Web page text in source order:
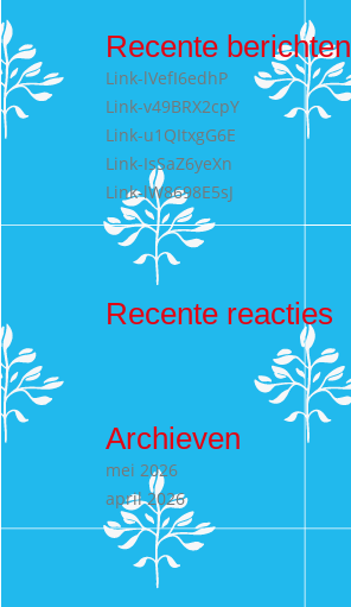
Recente berichten
Link-lVefI6edhP
Link-v49BRX2cpY
Link-u1QItxgG6E
Link-IsSaZ6yeXn
Link-lW8698E5sJ
Recente reacties
Archieven
mei 2026
april 2026